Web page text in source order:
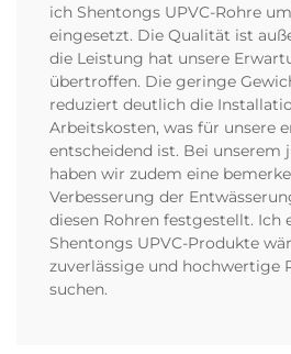
ich Shentongs UPVC-Rohre
eingesetzt. Die Qualität ist
die Leistung hat unsere
übertroffen. Die geringe
reduziert deutlich die
Arbeitskosten, was für unsere
entscheidend ist. Bei unserem
haben wir zudem eine
Verbesserung der
diesen Rohren festgestellt. Ich
Shentongs UPVC-Produkte
zuverlässige und hochwertige
suchen.